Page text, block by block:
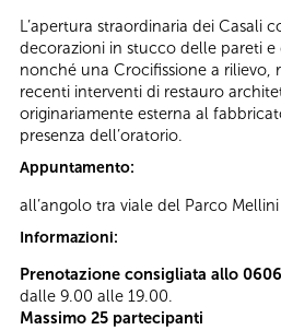
L’apertura straordinaria dei Casali
decorazioni in stucco delle pareti e
nonché una Crocifissione a rilievo,
recenti interventi di restauro
originariamente esterna al
presenza dell’oratorio.
Appuntamento:
all’angolo tra viale del Parco
Informazioni:
Prenotazione consigliata allo
dalle 9.00 alle 19.00.
Massimo 25 partecipanti